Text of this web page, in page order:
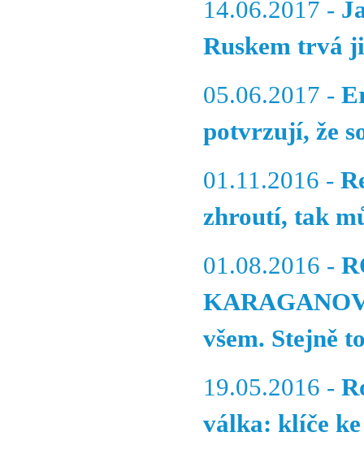
14.06.2017 -
Ruskem trvá
05.06.2017 -
potvrzují, že
01.11.2016 -
zhroutí, tak
01.08.2016 -
všem. Stejně
19.05.2016 -
válka: klíče